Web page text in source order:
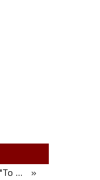
»
Polskie siostry zakonne modlą się o cud. "To będzie pieczęć Pana Boga dla naszej wiary"